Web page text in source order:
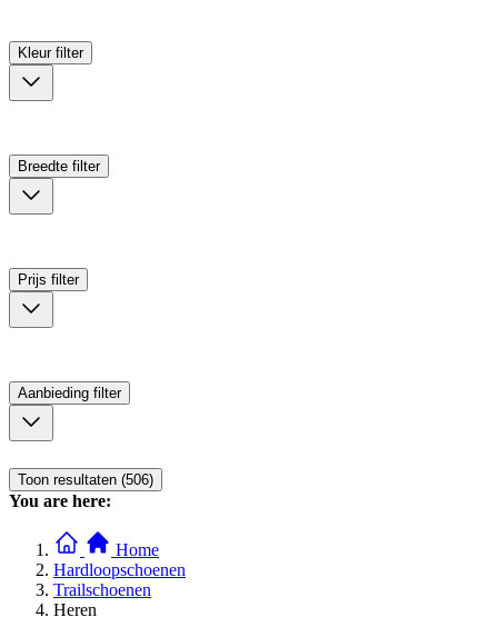
Kleur filter
Breedte filter
Prijs filter
Aanbieding filter
Toon resultaten (506)
You are here:
Home
Hardloopschoenen
Trailschoenen
Heren